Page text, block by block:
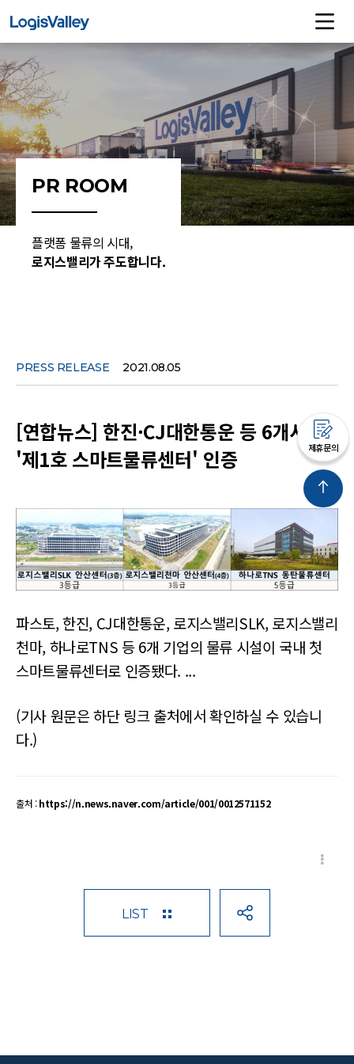
제휴문의
PR ROOM
플랫폼 물류의 시대,
로지스밸리가 주도합니다.
PRESS RELEASE 2021.08.05
[연합뉴스] 한진·CJ대한통운 등 6개사에
'제1호 스마트물류센터' 인증
파스토, 한진, CJ대한통운, 로지스밸리SLK, 로지스밸리
천마, 하나로TNS 등 6개 기업의 물류 시설이 국내 첫
스마트물류센터로 인증됐다. ...
(기사 원문은 하단 링크 출처에서 확인하실 수 있습니
다.)
출처 :https://n.news.naver.com/article/001/0012571152
LIST